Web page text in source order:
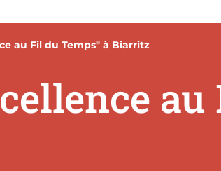
au Fil du Temps" à Biarritz